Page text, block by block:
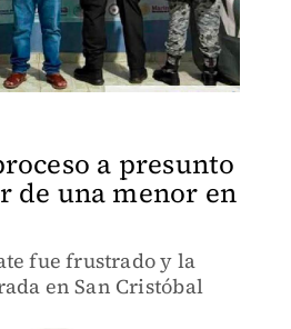
a presunto
de una menor en
fue frustrado y la
en San Cristóbal